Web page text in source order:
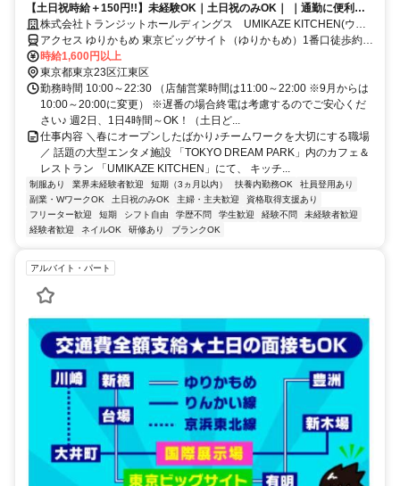
【土日祝時給＋150円!!】未経験OK｜土日祝のみOK｜ ｜通勤に便利な
駅近立地♪｜時給1600円～シフト自由◎
株式会社トランジットホールディングス UMIKAZE KITCHEN(ウミ
カゼキッチン)
アクセス ゆりかもめ 東京ビッグサイト（ゆりかもめ）1番口徒歩約5
分、りんかい線 国際展示場（りんかい線）C口徒歩約9分、ゆりかも
め 有明（東京都）1番口徒歩約12分
時給1,600円以上
東京都東京23区江東区
勤務時間 10:00～22:30 （店舗営業時間は11:00～22:00 ※9月からは
10:00～20:00に変更） ※遅番の場合終電は考慮するのでご安心くだ
さい♪ 週2日、1日4時間～OK！（土日ど...
仕事内容 ＼春にオープンしたばかり♪チームワークを大切にする職場
／ 話題の大型エンタメ施設 「TOKYO DREAM PARK」内のカフェ＆
レストラン 「UMIKAZE KITCHEN」にて、 キッチ...
制服あり 業界未経験者歓迎 短期（3ヵ月以内） 扶養内勤務OK
社員登用あり
副業・WワークOK
土日祝のみOK 主婦・主夫歓迎
資格取得支援あり
フリーター歓迎
短期 シフト自由 学歴不問 学生歓迎 経験不問
未経験者歓迎
経験者歓迎
ネイルOK 研修あり ブランクOK
アルバイト・パート